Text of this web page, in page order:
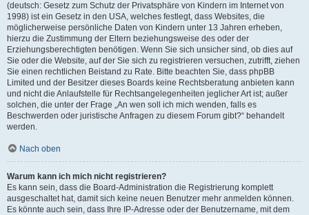
(deutsch: Gesetz zum Schutz der Privatsphäre von Kindern im Internet von
1998) ist ein Gesetz in den USA, welches festlegt, dass Websites, die
möglicherweise persönliche Daten von Kindern unter 13 Jahren erheben,
hierzu die Zustimmung der Eltern beziehungsweise des oder der
Erziehungsberechtigten benötigen. Wenn Sie sich unsicher sind, ob dies auf
Sie oder die Website, auf der Sie sich zu registrieren versuchen, zutrifft, ziehen
Sie einen rechtlichen Beistand zu Rate. Bitte beachten Sie, dass phpBB
Limited und der Besitzer dieses Boards keine Rechtsberatung anbieten kann
und nicht die Anlaufstelle für Rechtsangelegenheiten jeglicher Art ist; außer
solchen, die unter der Frage „An wen soll ich mich wenden, falls es
Beschwerden oder juristische Anfragen zu diesem Forum gibt?“ behandelt
werden.
Nach oben
Warum kann ich mich nicht registrieren?
Es kann sein, dass die Board-Administration die Registrierung komplett
ausgeschaltet hat, damit sich keine neuen Benutzer mehr anmelden können.
Es könnte auch sein, dass Ihre IP-Adresse oder der Benutzername, mit dem